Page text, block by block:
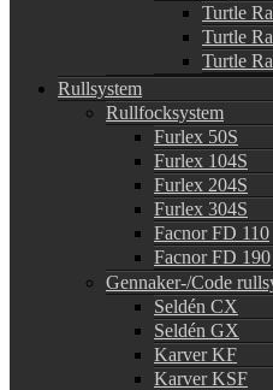
Turtle
Turtle
Turtle
Rullsystem
Rullfocksystem
Furlex 50S
Furlex 104S
Furlex 204S
Furlex 304S
Facnor FD 110
Facnor FD 190
Gennaker-/Code
Seldén CX
Seldén GX
Karver KF
Karver KSF